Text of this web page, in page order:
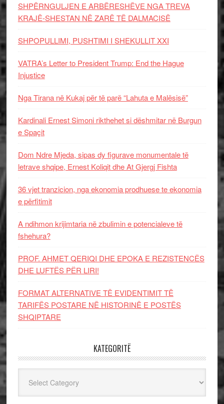
SHPËRNGULJEN E ARBËRESHËVE NGA TREVA
KRAJË-SHESTAN NË ZARË TË DALMACISË
SHPOPULLIMI, PUSHTIMI I SHEKULLIT XXI
VATRA’s Letter to President Trump: End the Hague
Injustice
Nga Tirana në Kukaj për të parë “Lahuta e Malësisë”
Kardinali Ernest Simoni rikthehet si dëshmitar në Burgun
e Spaçit
Dom Ndre Mjeda, sipas dy figurave monumentale të
letrave shqipe, Ernest Koliqit dhe At Gjergj Fishta
36 vjet tranzicion, nga ekonomia prodhuese te ekonomia
e përfitimit
A ndihmon krijimtaria në zbulimin e potencialeve të
fshehura?
PROF. AHMET QERIQI DHE EPOKA E REZISTENCЁS
DHE LUFTЁS PЁR LIRI!
FORMAT ALTERNATIVE TË EVIDENTIMIT TË
TARIFËS POSTARE NË HISTORINË E POSTËS
SHQIPTARE
KATEGORITË